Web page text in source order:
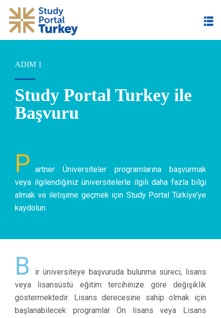
Study Portal Turkey ile
Başvuru
ADIM 1
P artner Üniversiteler programlarına başvurmak
veya ilgilendiğiniz üniversitelerle ilgili daha fazla bilgi
almak ve iletişime geçmek için Study Portal Türkiye’ye
kaydolun.
B
ir üniversiteye başvuruda bulunma süreci, lisans
veya lisansüstü eğitim tercihinize göre değişiklik
göstermektedir. Lisans derecesine sahip olmak için
başlanabilecek programlar Ön lisans veya Lisans